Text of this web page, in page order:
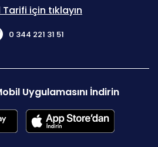
Tarifi için tıklayın
0 344 221 31 51
Uygulamasını İndirin